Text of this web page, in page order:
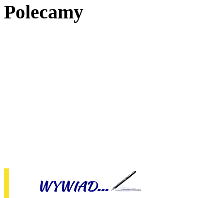
Polecamy